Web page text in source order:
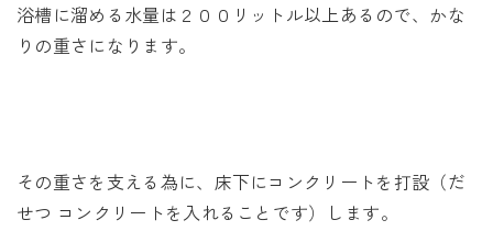
浴槽に溜める水量は２００リットル以上あるので、かな
りの重さになります。
その重さを支える為に、床下にコンクリートを打設（だ
せつ コンクリートを入れることです）します。